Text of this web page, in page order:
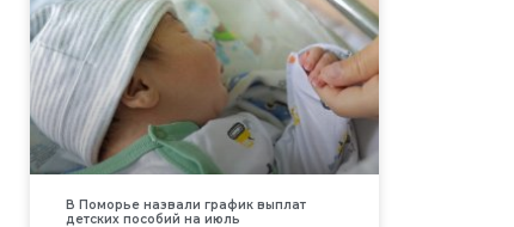
В Поморье назвали график выплат
детских пособий на июль